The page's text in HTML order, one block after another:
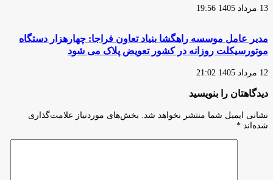
«هویتی
دیگری
ندارند!
13 مرداد 1405 19:56
مدیر عامل موسسه راهگشا بنیاد تعاون فراجا: چهارهزار دستگاه
موتورسیکلت روزانه در کشور تعویض پلاک می شود
12 مرداد 1405 21:02
دیدگاهتان را بنویسید
نشانی ایمیل شما منتشر نخواهد شد.
بخش‌های موردنیاز علامت‌گذاری
شده‌اند *